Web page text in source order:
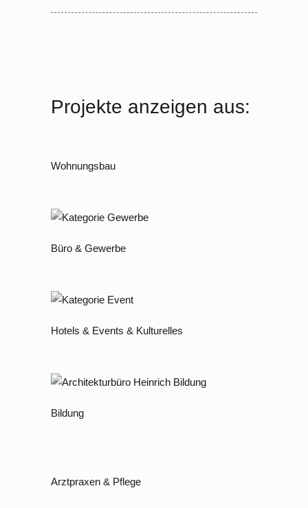
Projekte anzeigen aus:
Wohnungsbau
Büro & Gewerbe
Hotels & Events & Kulturelles
Bildung
Arztpraxen & Pflege